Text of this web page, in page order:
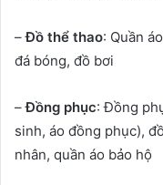
–Đồ thể thao: Quần
đá bóng, đồ bơi
–Đồng phục: Đồng
sinh, áo đồng phục),
nhân, quần áo bảo hộ